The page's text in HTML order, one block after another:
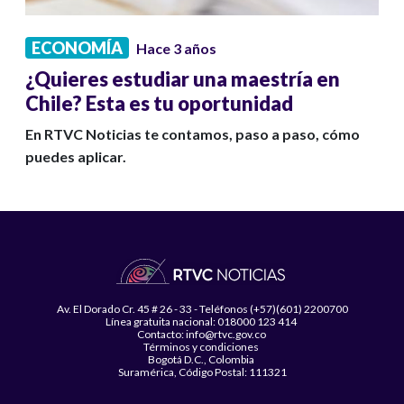
ECONOMÍA Hace 3 años
¿Quieres estudiar una maestría en
Chile? Esta es tu oportunidad
En RTVC Noticias te contamos, paso a paso, cómo
puedes aplicar.
Av. El Dorado Cr. 45 # 26 - 33 - Teléfonos (+57)(601) 2200700
Línea gratuita nacional: 018000 123 414
Contacto: info@rtvc.gov.co
Términos y condiciones
Bogotá D.C., Colombia
Suramérica, Código Postal: 111321